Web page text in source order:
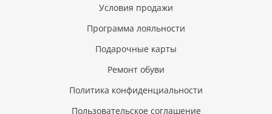
Условия продажи
Программа лояльности
Подарочные карты
Ремонт обуви
Политика конфиденциальности
Пользовательское соглашение